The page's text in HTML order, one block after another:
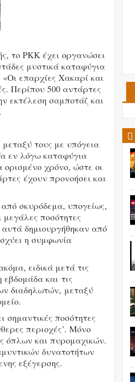
το ΡΚΚ έχει οργανώσει
μυστικά καταφύγια
«Οι επαρχίες Χακαρί και
Περίπου 500 αντάρτες
εκτέλεση σαμποτάζ και
μεταξύ τους με υπόγεια
εν λόγω καταφύγια
ορισμένο χρόνο, ώστε οι
έχουν προνοήσει και
σκυρόδεμα, υπογείως,
ποσότητες
αυτά δημιουργήθηκαν από
η συμφωνία
ειδικά μετά τις
και τις
διαδηλωτών, μεταξύ
σημαντικές ποσότητες
περιοχές’. Μόνο
όπλων και πυρομαχικών.
δυνατοτήτων
εξέγερσης.